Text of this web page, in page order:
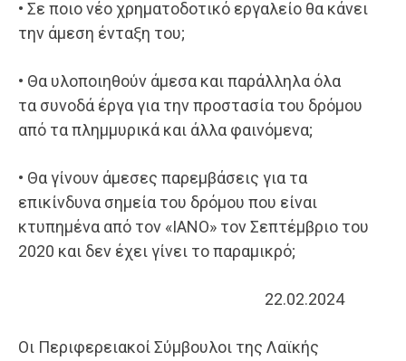
• Σε ποιο νέο χρηματοδοτικό εργαλείο θα κάνει
την άμεση ένταξη του;
• Θα υλοποιηθούν άμεσα και παράλληλα όλα
τα συνοδά έργα για την προστασία του δρόμου
από τα πλημμυρικά και άλλα φαινόμενα;
• Θα γίνουν άμεσες παρεμβάσεις για τα
επικίνδυνα σημεία του δρόμου που είναι
κτυπημένα από τον «ΙΑΝΟ» τον Σεπτέμβριο του
2020 και δεν έχει γίνει το παραμικρό;
22.02.2024
Οι Περιφερειακοί Σύμβουλοι της Λαϊκής